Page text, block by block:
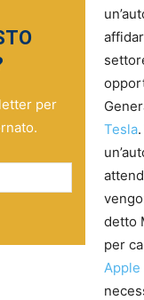
per
Tesla
detto
per
Apple